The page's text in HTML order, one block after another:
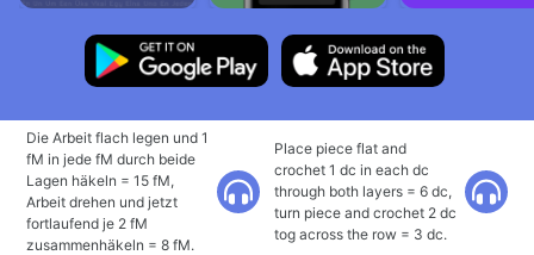
Die Arbeit flach legen und 1
fM in jede fM durch beide
Lagen häkeln = 15 fM,
Arbeit drehen und jetzt
fortlaufend je 2 fM
zusammenhäkeln = 8 fM.
Place piece flat and
crochet 1 dc in each dc
through both layers = 6 dc,
turn piece and crochet 2 dc
tog across the row = 3 dc.